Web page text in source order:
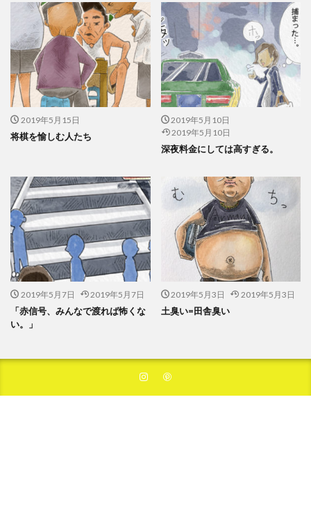
2019年5月15日
将棋を愉しむ人たち
2019年5月10日
2019年5月10日
深夜料金にしては高すぎる。
2019年5月7日 2019年5月7日
「赤信号、みんなで渡れば怖くな
い。」
2019年5月3日 2019年5月3日
土臭い=田舎臭い